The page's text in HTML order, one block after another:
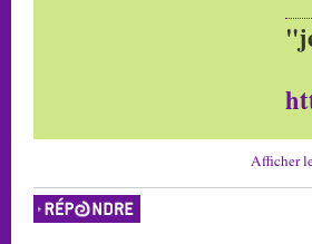
Afficher
Répondre